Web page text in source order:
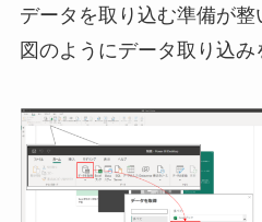
データを取り込む準備が
図のようにデータ取り込み